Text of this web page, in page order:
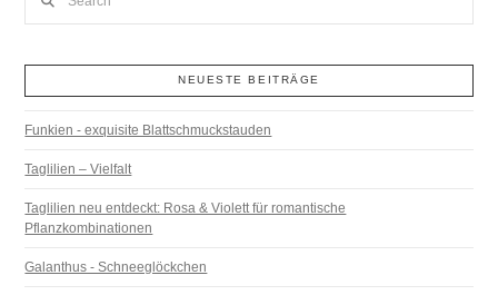
NEUESTE BEITRÄGE
Funkien - exquisite Blattschmuckstauden
Taglilien – Vielfalt
Taglilien neu entdeckt: Rosa & Violett für romantische
Pflanzkombinationen
Galanthus - Schneeglöckchen